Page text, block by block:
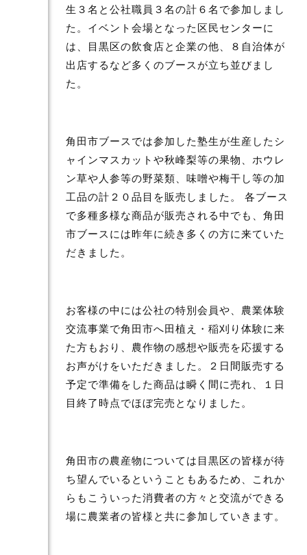
生３名と公社職員３名の計６名で参加しまし
た。イベント会場となった区民センターに
は、目黒区の飲食店と企業の他、８自治体が
出店するなど多くのブースが立ち並びまし
た。
角田市ブースでは参加した塾生が生産したシ
ャインマスカットや秋峰梨等の果物、ホウレ
ン草や人参等の野菜類、味噌や梅干し等の加
工品の計２０品目を販売しました。 各ブース
で多種多様な商品が販売される中でも、角田
市ブースには昨年に続き多くの方に来ていた
だきました。
お客様の中には公社の特別会員や、農業体験
交流事業で角田市へ田植え・稲刈り体験に来
た方もおり、農作物の感想や販売を応援する
お声がけをいただきました。２日間販売する
予定で準備をした商品は瞬く間に売れ、１日
目終了時点でほぼ完売となりました。
角田市の農産物については目黒区の皆様が待
ち望んでいるということもあるため、これか
らもこういった消費者の方々と交流ができる
場に農業者の皆様と共に参加していきます。